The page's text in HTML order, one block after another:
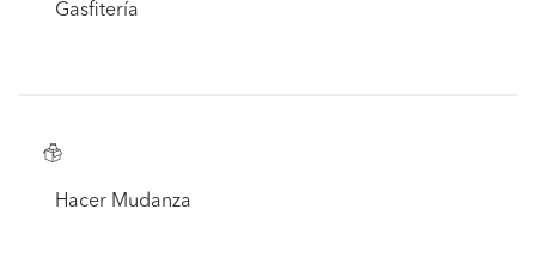
Gasfitería
Hacer Mudanza